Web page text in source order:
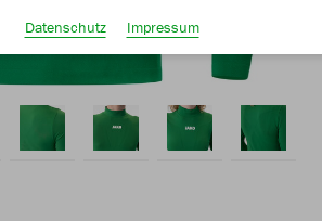
Datenschutz
Impressum